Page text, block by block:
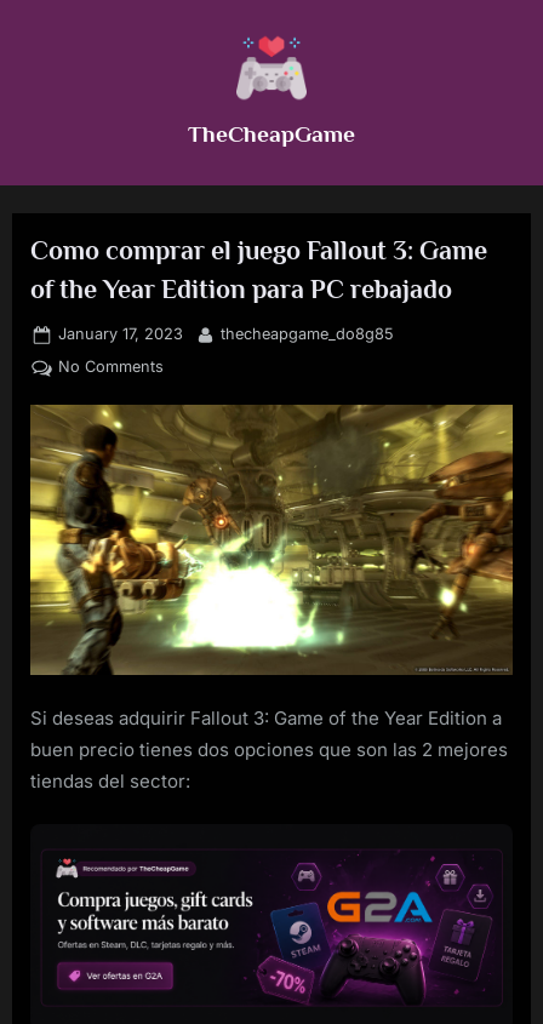
TheCheapGame
Como comprar el juego Fallout 3: Game
of the Year Edition para PC rebajado
Posted
on
January 17, 2023 By
thecheapgame_do8g85
No Commentson
comprar
juego
Fallout
3:
Game
of
the
Year
PC
rebajado
Si deseas adquirir Fallout 3: Game of the Year Edition a
buen precio tienes dos opciones que son las 2 mejores
tiendas del sector: